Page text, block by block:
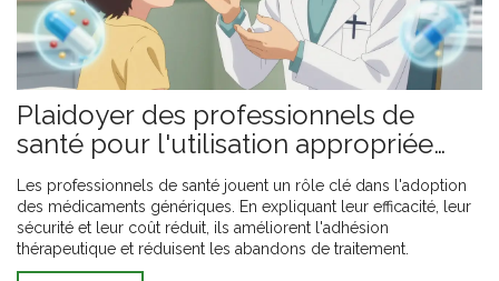
Plaidoyer des professionnels de
santé pour l'utilisation appropriée
des médicaments génériques
Les professionnels de santé jouent un rôle clé dans l'adoption
des médicaments génériques. En expliquant leur efficacité, leur
sécurité et leur coût réduit, ils améliorent l'adhésion
thérapeutique et réduisent les abandons de traitement.